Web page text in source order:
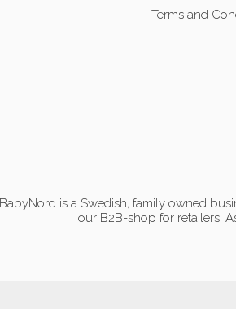
Terms and
BabyNord is a Swedish, family owned
our B2B-shop for retailers.